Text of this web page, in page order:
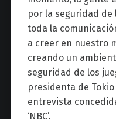
por la seguridad de
toda la
a creer en nuestro
creando un
seguridad de los
presidenta de
entrevista
‘NBC’.